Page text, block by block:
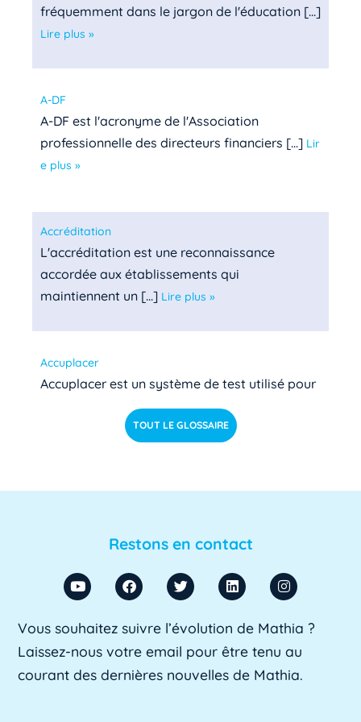
fréquemment dans le jargon de l'éducation [...]
Lire plus »
A-DF
A-DF est l'acronyme de l'Association
professionnelle des directeurs financiers [...] Lir
e plus »
Accréditation
L'accréditation est une reconnaissance
accordée aux établissements qui
maintiennent un [...] Lire plus »
Accuplacer
Accuplacer est un système de test utilisé pour
déterminer si les étudiants de niveau [...]
ACU
d'Université. Il s'agit d'un fonctionnaire chargé
ADA SUP
ADA SUP est l'acronyme de l'Association
professionnelle des directeurs d'achats des [...]
TOUT LE GLOSSAIRE
Restons en contact
Vous souhaitez suivre l’évolution de Mathia ?
Laissez-nous votre email pour être tenu au
courant des dernières nouvelles de Mathia.